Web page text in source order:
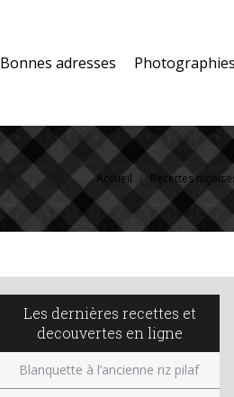
Bonnes adresses Photographies
Accueil Recettes
Les dernières recettes et
decouvertes en ligne
Blanquette à l’ancienne riz pilaf